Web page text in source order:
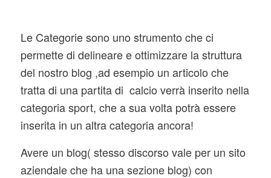
Le Categorie sono uno strumento che ci
permette di delineare e ottimizzare la struttura
del nostro blog ,ad esempio un articolo che
tratta di una partita di calcio verrà inserito nella
categoria sport, che a sua volta potrà essere
inserita in un altra categoria ancora!
Avere un blog( stesso discorso vale per un sito
aziendale che ha una sezione blog) con